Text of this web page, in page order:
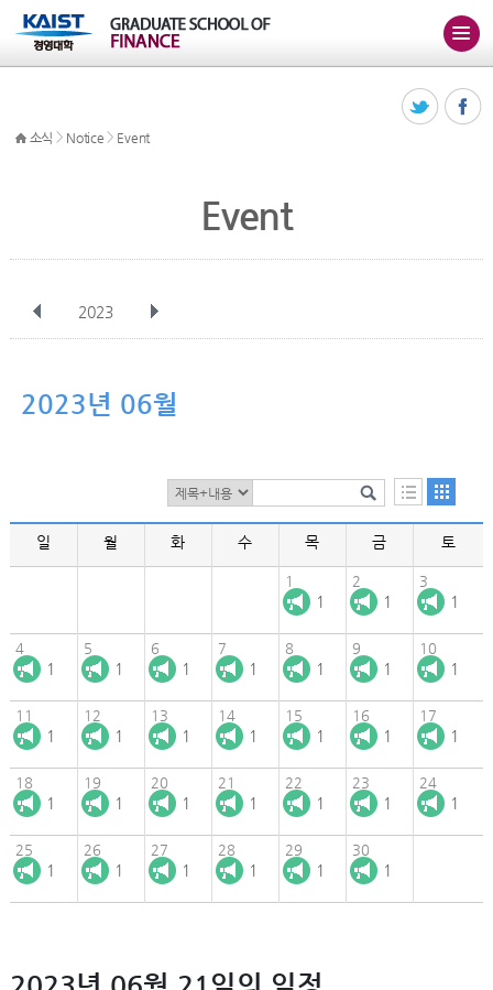
소식 > Notice > Event
Event
2023
12월
2023년 06월
일 월 화 수 목 금 토
1
1
2
1
3
1
4
1
5
1
6
1
7
1
8
1
9
1
10
1
11
1
12
1
13
1
14
1
15
1
16
1
17
1
18
1
19
1
20
1
21
1
22
1
23
1
24
1
25
1
26
1
27
1
28
1
29
1
30
1